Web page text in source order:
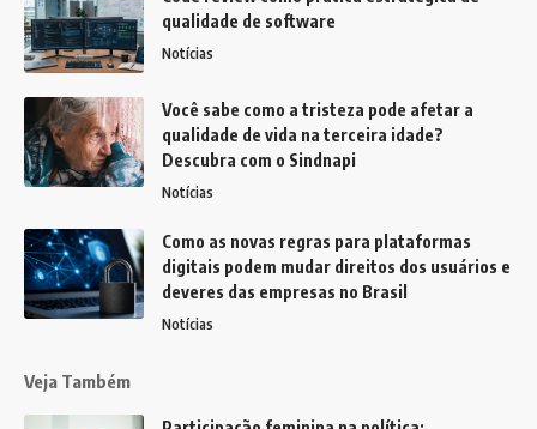
qualidade de software
Notícias
Você sabe como a tristeza pode afetar a
qualidade de vida na terceira idade?
Descubra com o Sindnapi
Notícias
Como as novas regras para plataformas
digitais podem mudar direitos dos usuários e
deveres das empresas no Brasil
Notícias
Veja Também